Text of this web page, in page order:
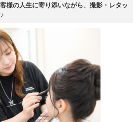
様の人生に寄り添いながら、撮影・レタッ